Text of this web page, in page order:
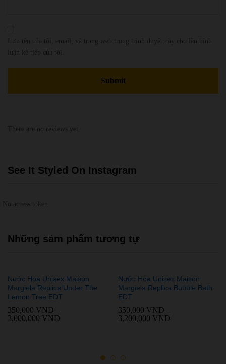
See It Styled On Instagram
Những sảm phẩm tương tự
Nước Hoa Unisex Maison
Margiela Replica Under The
Lemon Tree EDT
350,000 VND –
3,000,000 VND
Nước Hoa Unisex Maison
Margiela Replica Bubble Bath
EDT
350,000 VND –
3,200,000 VND